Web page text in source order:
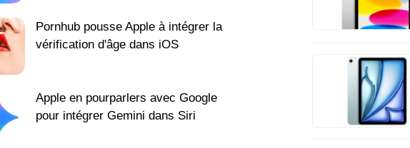
Pornhub pousse Apple à intégrer la
vérification d'âge dans iOS
Apple en pourparlers avec Google
pour intégrer Gemini dans Siri